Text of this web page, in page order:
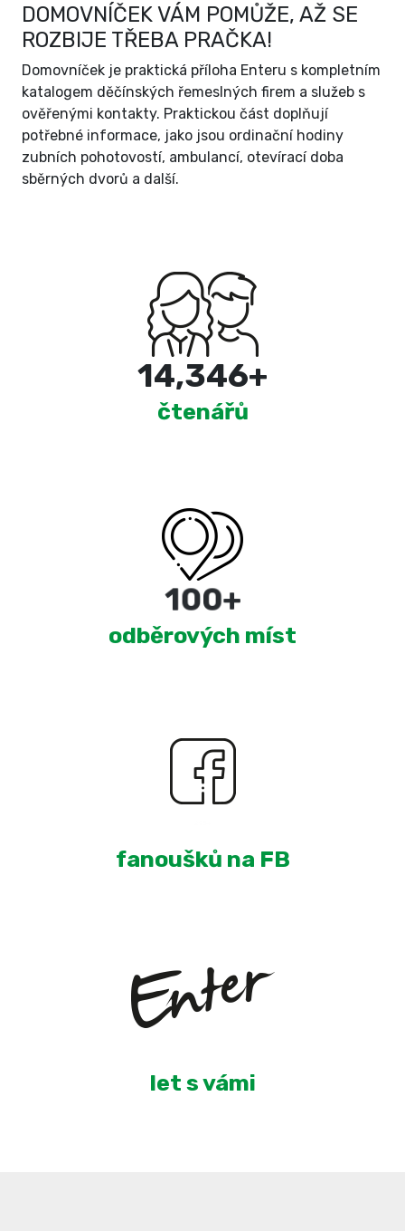
DOMOVNÍČEK VÁM POMŮŽE, AŽ SE
ROZBIJE TŘEBA PRAČKA!
Domovníček je praktická příloha Enteru s kompletním
katalogem děčínských řemeslných firem a služeb s
ověřenými kontakty. Praktickou část doplňují
potřebné informace, jako jsou ordinační hodiny
zubních pohotovostí, ambulancí, otevírací doba
sběrných dvorů a další.
15,000+
čtenářů
180+
odběrových míst
fanoušků na FB
let s vámi